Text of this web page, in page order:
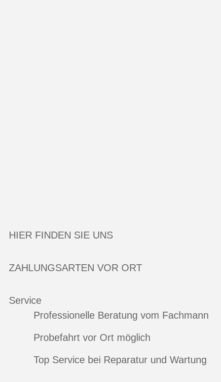
HIER FINDEN SIE UNS
ZAHLUNGSARTEN VOR ORT
Service
Professionelle Beratung vom Fachmann
Probefahrt vor Ort möglich
Top Service bei Reparatur und Wartung